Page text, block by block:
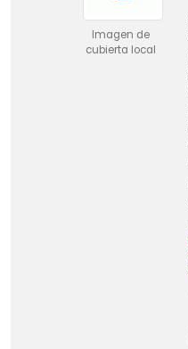
Imagen de
cubierta local